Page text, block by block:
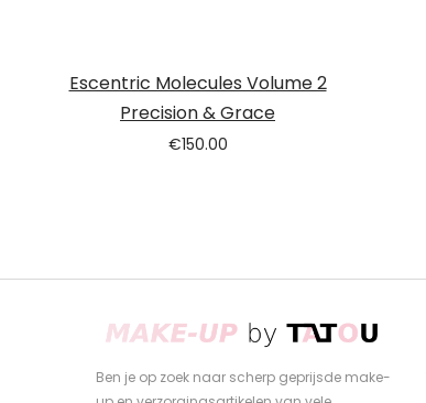
Escentric Molecules Volume 2
Precision & Grace
€150.00
Ben je op zoek naar scherp geprijsde make-